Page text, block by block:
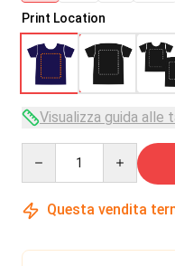
Print Location
Visualizza guida alle
Questa vendita